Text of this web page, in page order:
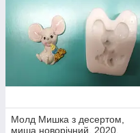
Молд Мишка з десертом,
миша новорічний, 2020,